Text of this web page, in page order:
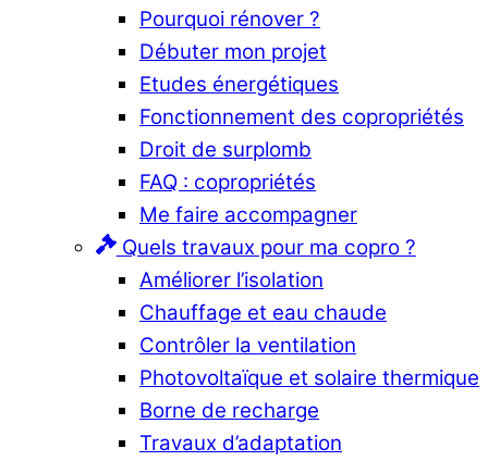
Pourquoi rénover ?
Débuter mon projet
Etudes énergétiques
Fonctionnement des copropriétés
Droit de surplomb
FAQ : copropriétés
Me faire accompagner
Quels travaux pour ma copro ?
Améliorer l’isolation
Chauffage et eau chaude
Contrôler la ventilation
Photovoltaïque et solaire thermique
Borne de recharge
Travaux d’adaptation